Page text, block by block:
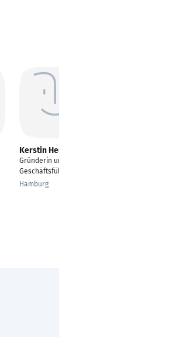
Kerstin Heuer
Gründerin und
Geschäftsführerin
Hamburg